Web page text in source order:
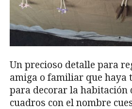
Un precioso detalle para
amiga o familiar que haya
para decorar la habitación
cuadros con el nombre